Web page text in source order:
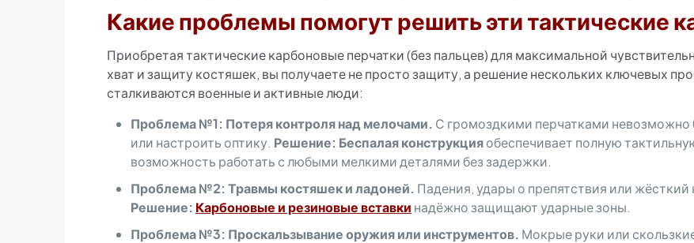
Какие проблемы помогут решить эти тактические
Приобретая тактические карбоновые перчатки (без пальцев) для максимальной
хват и защиту костяшек, вы получаете не просто защиту, а решение нескольких ключевых
сталкиваются военные и активные люди:
Проблема №1: Потеря контроля над мелочами. С громоздкими перчатками невозможно
или настроить оптику. Решение: Беспалая конструкцияобеспечивает полную
возможность работать с любыми мелкими деталями без задержки.
Проблема №2: Травмы костяшек и ладоней. Падения, удары о препятствия или
Решение: Карбоновые и резиновые вставки надёжно защищают ударные зоны.
Проблема №3: Проскальзывание оружия или инструментов. Мокрые руки или